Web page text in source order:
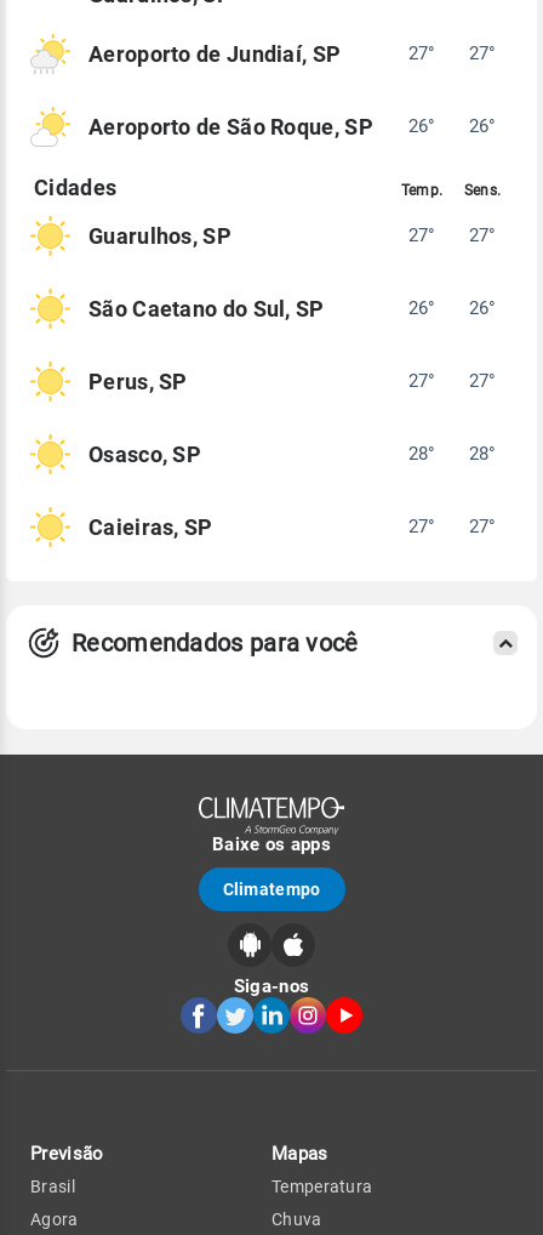
Aeroporto de Jundiaí, SP 27° 27°
Aeroporto de São Roque, SP 26° 26°
Guarulhos, SP 27° 27°
São Caetano do Sul, SP 26° 26°
Perus, SP 27° 27°
Osasco, SP 28° 28°
Caieiras, SP 27° 27°
Recomendados para você
Baixe os apps
Climatempo
Siga-nos
Previsão
Brasil
Agora
Mapas
Temperatura
Chuva